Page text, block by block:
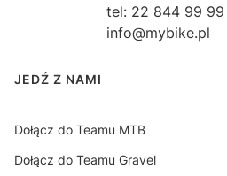
tel: 22 844 99 99
info@mybike.pl
Linki w stopce
JEDŹ Z NAMI
Dołącz do Teamu MTB
Dołącz do Teamu Gravel